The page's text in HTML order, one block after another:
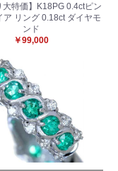
大特価】K18PG 0.4ctピン
ア リング 0.18ct ダイヤモ
ンド
￥99,000